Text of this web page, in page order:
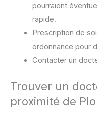
pourraient
rapide.
Prescription de
ordonnance pour
Contacter un
Trouver un
proximité de